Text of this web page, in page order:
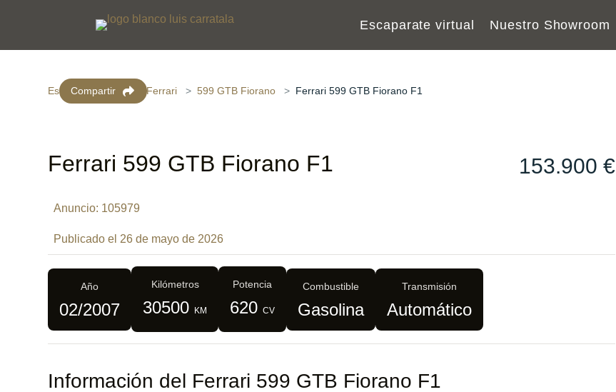
Escaparate virtual Nuestro Showroom
Escaparate virtual Ferrari 599 GTB Fiorano Ferrari 599 GTB Fiorano F1
Compartir
Ferrari 599 GTB Fiorano F1 153.900 €
Anuncio: 105979
Publicado el 26 de mayo de 2026
Año
02/2007
Kilómetros
30500 KM
Potencia
620CV
Combustible
Gasolina
Transmisión
Automático
Información del Ferrari 599 GTB Fiorano F1